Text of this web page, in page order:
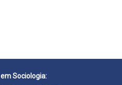
Sociologia: